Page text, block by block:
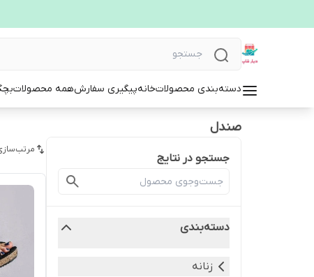
دسته‌بندی محصولاتخانهپیگیری سفارشهمه محصولات
صندل
جستجو در نتایج
دسته‌بندی
زنانه